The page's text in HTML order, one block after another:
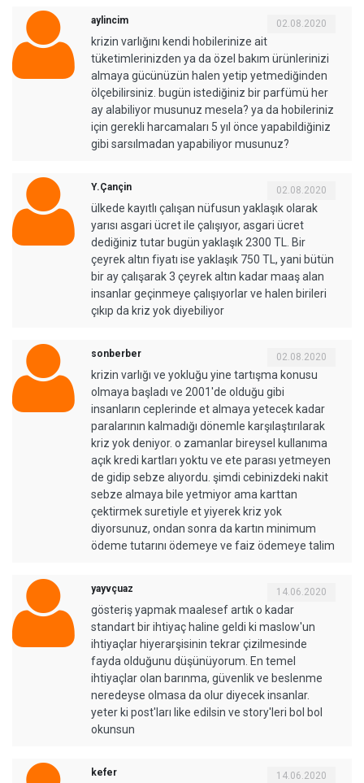
aylincim 02.08.2020
krizin varlığını kendi hobilerinize ait
tüketimlerinizden ya da özel bakım ürünlerinizi
almaya gücünüzün halen yetip yetmediğinden
ölçebilirsiniz. bugün istediğiniz bir parfümü her
ay alabiliyor musunuz mesela? ya da hobileriniz
için gerekli harcamaları 5 yıl önce yapabildiğiniz
gibi sarsılmadan yapabiliyor musunuz?
Y.Çançin 02.08.2020
ülkede kayıtlı çalışan nüfusun yaklaşık olarak
yarısı asgari ücret ile çalışıyor, asgari ücret
dediğiniz tutar bugün yaklaşık 2300 TL. Bir
çeyrek altın fiyatı ise yaklaşık 750 TL, yani bütün
bir ay çalışarak 3 çeyrek altın kadar maaş alan
insanlar geçinmeye çalışıyorlar ve halen birileri
çıkıp da kriz yok diyebiliyor
sonberber 02.08.2020
krizin varlığı ve yokluğu yine tartışma konusu
olmaya başladı ve 2001'de olduğu gibi
insanların ceplerinde et almaya yetecek kadar
paralarının kalmadığı dönemle karşılaştırılarak
kriz yok deniyor. o zamanlar bireysel kullanıma
açık kredi kartları yoktu ve ete parası yetmeyen
de gidip sebze alıyordu. şimdi cebinizdeki nakit
sebze almaya bile yetmiyor ama karttan
çektirmek suretiyle et yiyerek kriz yok
diyorsunuz, ondan sonra da kartın minimum
ödeme tutarını ödemeye ve faiz ödemeye talim
yayvçuaz 14.06.2020
gösteriş yapmak maalesef artık o kadar
standart bir ihtiyaç haline geldi ki maslow'un
ihtiyaçlar hiyerarşisinin tekrar çizilmesinde
fayda olduğunu düşünüyorum. En temel
ihtiyaçlar olan barınma, güvenlik ve beslenme
neredeyse olmasa da olur diyecek insanlar.
yeter ki post'ları like edilsin ve story'leri bol bol
okunsun
kefer 14.06.2020